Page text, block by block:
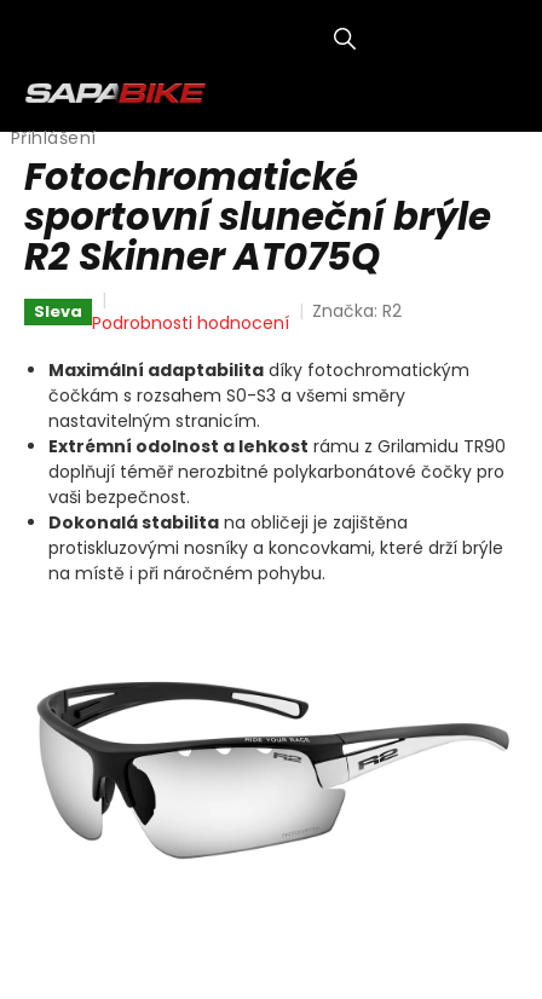
Přihlášení
Fotochromatické
sportovní sluneční brýle
R2 Skinner AT075Q
Sleva Průměrné
produktu
je
0,0
5
hvězdiček.
Podrobnosti hodnocení Značka:R2
Maximální adaptabilita díky fotochromatickým
čočkám s rozsahem S0-S3 a všemi směry
nastavitelným stranicím.
Extrémní odolnost a lehkost rámu z Grilamidu TR90
doplňují téměř nerozbitné polykarbonátové čočky pro
vaši bezpečnost.
Dokonalá stabilita na obličeji je zajištěna
protiskluzovými nosníky a koncovkami, které drží brýle
na místě i při náročném pohybu.